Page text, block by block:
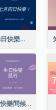
美國照片7月4日快樂推特帖子
嘴唇貼紙生日快樂問候推特帖子